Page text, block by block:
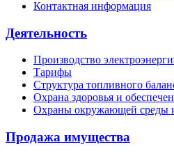
Контактная информация
Деятельность
Производство
Тарифы
Структура топливного
Охрана здоровья и
Охраны окружающей среды
Продажа имущества